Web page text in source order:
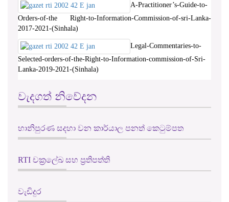
A-Practitioner’s-Guide-to-
Orders-of-the Right-to-Information-Commission-of-sri-Lanka-
2017-2021-(Sinhala)
Legal-Commentaries-to-
Selected-orders-of-the-Right-to-Information-commission-of-Sri-
Lanka-2019-2021-(Sinhala)
වැදගත් නිවේදන
හානිපුරණ සදහා වන කාර්යාල පනත් කෙටුම්පත
RTI චක්‍රලේඛ සහ ප්‍රතිපත්ති
වැඩිදුර